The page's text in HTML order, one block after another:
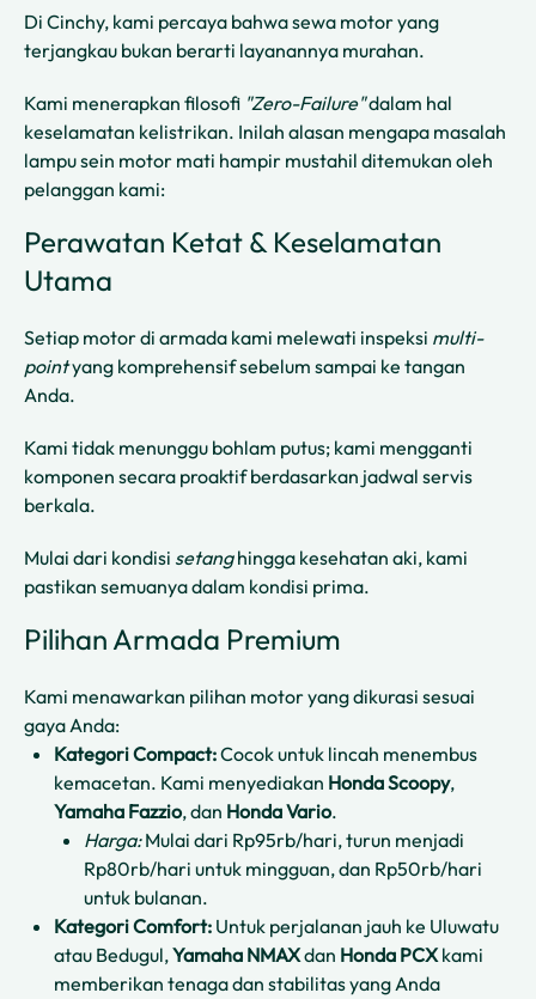
Di Cinchy, kami percaya bahwa sewa motor yang
terjangkau bukan berarti layanannya murahan.
Kami menerapkan filosofi "Zero-Failure"dalam hal
keselamatan kelistrikan. Inilah alasan mengapa masalah
lampu sein motor mati hampir mustahil ditemukan oleh
pelanggan kami:
Perawatan Ketat & Keselamatan
Utama
Setiap motor di armada kami melewati inspeksi multi-
pointyang komprehensif sebelum sampai ke tangan
Anda.
Kami tidak menunggu bohlam putus; kami mengganti
komponen secara proaktif berdasarkan jadwal servis
berkala.
Mulai dari kondisi setanghingga kesehatan aki, kami
pastikan semuanya dalam kondisi prima.
Pilihan Armada Premium
Kami menawarkan pilihan motor yang dikurasi sesuai
gaya Anda:
Kategori Compact:Cocok untuk lincah menembus
kemacetan. Kami menyediakan Honda Scoopy,
Yamaha Fazzio, dan Honda Vario.
Harga:Mulai dari Rp95rb/hari, turun menjadi
Rp80rb/hari untuk mingguan, dan Rp50rb/hari
untuk bulanan.
Kategori Comfort: Untuk perjalanan jauh ke Uluwatu
atau Bedugul,Yamaha NMAXdan Honda PCXkami
memberikan tenaga dan stabilitas yang Anda